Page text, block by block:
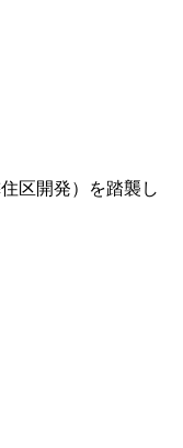
区開発）を踏襲し